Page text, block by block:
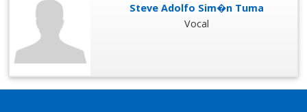
Steve Adolfo Sim�n Tuma
Vocal